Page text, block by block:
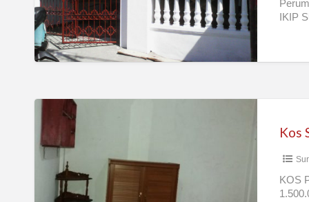
IKIP
Sutorejo
Tengah
(dekat
unair,
KOS